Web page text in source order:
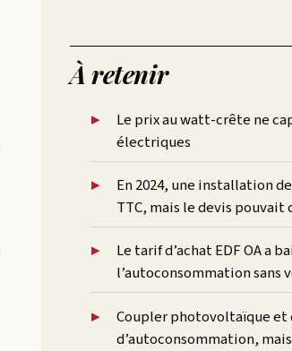
À retenir
Le prix au watt-crête ne
électriques
En 2024, une installation
TTC, mais le devis
Le tarif d’achat EDF OA a
l’autoconsommation sans
Coupler photovoltaïque
d’autoconsommation,